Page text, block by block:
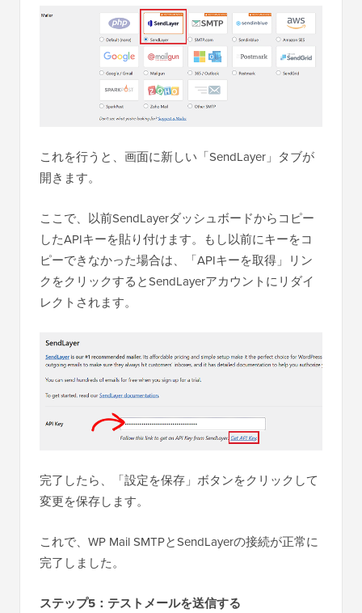
これを行うと、画面に新しい「SendLayer」タブが
開きます。
ここで、以前SendLayerダッシュボードからコピー
したAPIキーを貼り付けます。もし以前にキーをコ
ピーできなかった場合は、「APIキーを取得」リン
クをクリックするとSendLayerアカウントにリダイ
レクトされます。
完了したら、「設定を保存」ボタンをクリックして
変更を保存します。
これで、WP Mail SMTPとSendLayerの接続が正常に
完了しました。
ステップ5：テストメールを送信する